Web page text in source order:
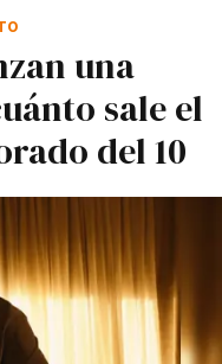
una
sale el
del 10